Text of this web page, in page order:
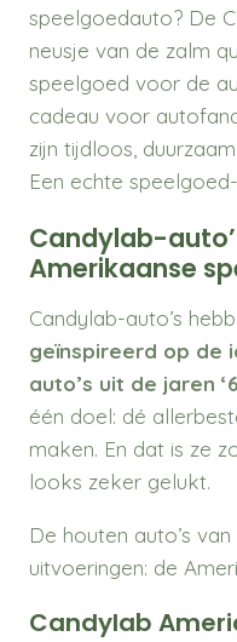
speelgoedauto? De
neusje van de zalm
speelgoed voor de
cadeau voor
zijn tijdloos,
Een echte
Candylab-
Amerikaanse
Candylab-auto’s
geïnspireerd op de
auto’s uit de jaren
één doel: dé
maken. En dat is ze
looks zeker gelukt.
De houten auto’s
uitvoeringen: de
Candylab